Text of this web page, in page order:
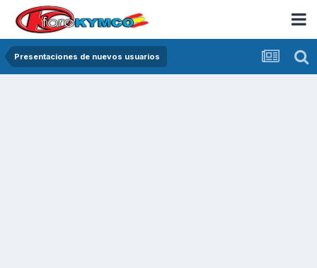
Presentaciones de nuevos usuarios